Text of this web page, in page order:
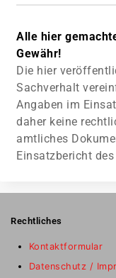
Alle hier
Gewähr!
Die hier
Sachverhalt
Angaben im
daher keine
amtliches
Einsatzbericht
Rechtliches
Kontaktformular
Datenschutz /